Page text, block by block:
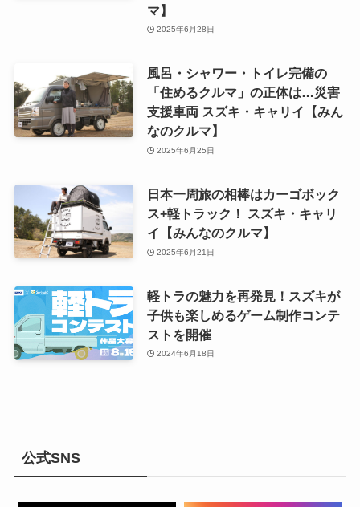
マ】
2025年6月28日
風呂・シャワー・トイレ完備の
「住めるクルマ」の正体は…災害
支援車両 スズキ・キャリイ【みん
なのクルマ】
2025年6月25日
日本一周旅の相棒はカーゴボック
ス+軽トラック！ スズキ・キャリ
イ【みんなのクルマ】
2025年6月21日
軽トラの魅力を再発見！スズキが
子供も楽しめるゲーム制作コンテ
ストを開催
2024年6月18日
公式SNS